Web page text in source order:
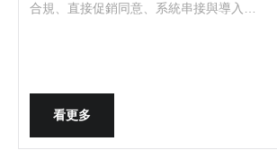
合規、直接促銷同意、系統串接與導入服
看更多